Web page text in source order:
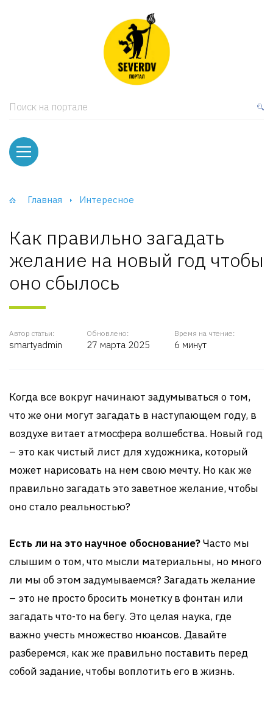
Поиск на портале
Главная Интересное
Как правильно загадать
желание на новый год чтобы
оно сбылось
Автор статьи:
smartyadmin
Обновлено:
27 марта 2025
Время на чтение:
6 минут
Когда все вокруг начинают задумываться о том,
что же они могут загадать в наступающем году, в
воздухе витает атмосфера волшебства. Новый год
– это как чистый лист для художника, который
может нарисовать на нем свою мечту. Но как же
правильно загадать это заветное желание, чтобы
оно стало реальностью?
Есть ли на это научное обоснование?Часто мы
слышим о том, что мысли материальны, но много
ли мы об этом задумываемся? Загадать желание
– это не просто бросить монетку в фонтан или
загадать что-то на бегу. Это целая наука, где
важно учесть множество нюансов. Давайте
разберемся, как же правильно поставить перед
собой задание, чтобы воплотить его в жизнь.
и тумбы